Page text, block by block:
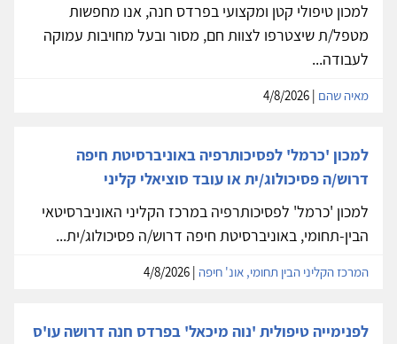
למכון טיפולי קטן ומקצועי בפרדס חנה, אנו מחפשות
מטפל/ת שיצטרפו לצוות חם, מסור ובעל מחויבות עמוקה
לעבודה...
מאיה שהם
למכון 'כרמל' לפסיכותרפיה באוניברסיטת חיפה
דרוש/ה פסיכולוג/ית או עובד סוציאלי קליני
למכון 'כרמל' לפסיכותרפיה במרכז הקליני האוניברסיטאי
הבין-תחומי, באוניברסיטת חיפה דרוש/ה פסיכולוג/ית...
המרכז הקליני הבין תחומי, אונ' חיפה
לפנימייה טיפולית 'נוה מיכאל' בפרדס חנה דרושה עו'ס